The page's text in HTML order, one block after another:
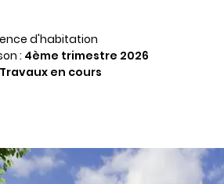
d'habitation
: 4ème trimestre 2026
Travaux en cours